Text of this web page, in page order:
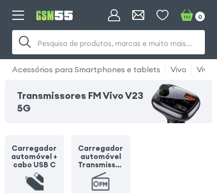
Pesquisa de produtos, marcas e muito mais...
0
Acessórios para Smartphones e tablets Vivo Vivo
Transmissores FM Vivo V23
5G
Carregador
automóvel +
cabo USB C
Carregador
automóvel
Transmissor
FM